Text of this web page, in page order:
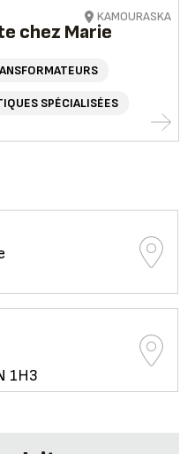
chez Marie
SPÉCIALISÉES
KAMOURASKA
1H3